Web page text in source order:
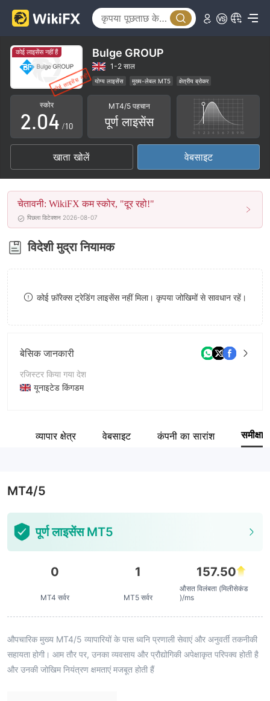
कोई लाइसेंस नहीं हैं Bulge GROUP
1-2 साल
योग्य लाइसेंस मुख्य-लेबल MT5
क्षेत्रीय ब्रोकर
उच्च संभावित विस्तार
स्कोर
0
1
2
3
4
5
6
7
8
9
.0
1
2
3
4
5
6
7
0
1
2
3
4
5
6
7
8
9
/10
MT4/5 पहचान
पूर्ण लाइसेंस
खाता खोलें वेबसाइट
चेतावनी: WikiFX कम स्कोर, "दूर रहो!"
पिछला डिटेक्शन 2026-08-07
विदेशी मुद्रा नियामक
कोई फ़ॉरेक्स ट्रेडिंग लाइसेंस नहीं मिला। कृपया जोखिमों से सावधान रहें।
बेसिक जानकारी
रजिस्टर किया गया देश
यूनाइटेड किंगडम
कंपनी का नाम
व्यापार क्षेत्र वेबसाइट कंपनी का सारांश समीक्षा
MT4/5
पूर्ण लाइसेंस MT5
0
MT4 सर्वर
1
MT5 सर्वर
157.50
औसत विलंबता (मिलीसेकंड
)/ms
औपचारिक मुख्य MT4/5 व्यापारियों के पास ध्वनि प्रणाली सेवाएं और अनुवर्ती तकनीकी
सहायता होगी। आम तौर पर, उनका व्यवसाय और प्रौद्योगिकी अपेक्षाकृत परिपक्व होती है
और उनकी जोखिम नियंत्रण क्षमताएं मजबूत होती हैं